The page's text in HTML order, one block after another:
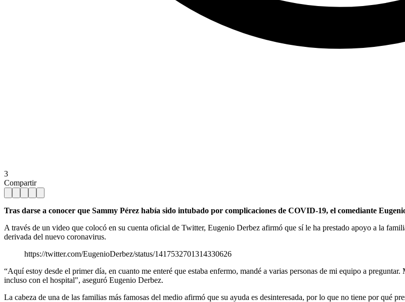
3
Compartir
Tras darse a conocer que Sammy Pérez había sido intubado por complicaciones de COVID-19, el comediante
A través de un video que colocó en su cuenta oficial de Twitter, Eugenio Derbez afirmó que sí le ha prestado apoyo a la
derivada del nuevo coronavirus.
https://twitter.com/EugenioDerbez/status/1417532701314330626
“Aquí estoy desde el primer día, en cuanto me enteré que estaba enfermo, mandé a varias personas de mi equipo a
incluso con el hospital", aseguró Eugenio Derbez.
La cabeza de una de las familias más famosas del medio afirmó que su ayuda es desinteresada, por lo que no tiene por qué